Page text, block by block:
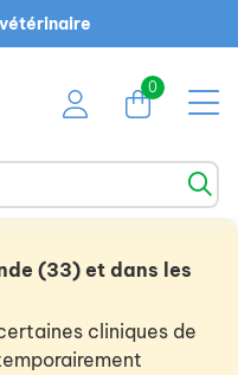
0
(33) et dans les
cliniques de